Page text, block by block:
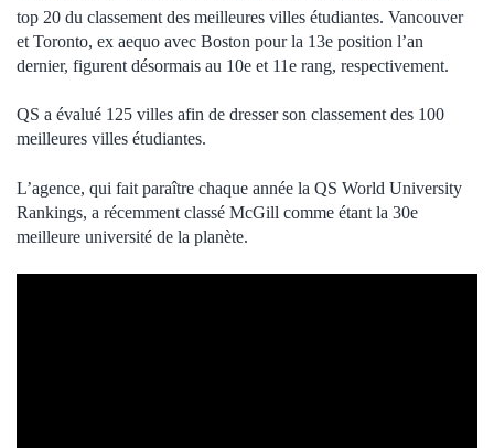
top 20 du classement des meilleures villes étudiantes. Vancouver
et Toronto, ex aequo avec Boston pour la 13e position l’an
dernier, figurent désormais au 10e et 11e rang, respectivement.
QS a évalué 125 villes afin de dresser son classement des 100
meilleures villes étudiantes.
L’agence, qui fait paraître chaque année la QS World University
Rankings, a récemment classé McGill comme étant la 30e
meilleure université de la planète.